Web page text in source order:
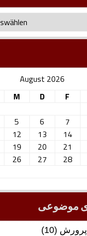
August 2026
M D F
5 6 7
12 13 14
19 20 21
26 27 28
موضوعی
(10)